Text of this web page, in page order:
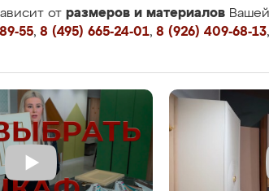
от размеров и материалов
55, 8 (495) 665-24-01, 8 (926) 409-68-13